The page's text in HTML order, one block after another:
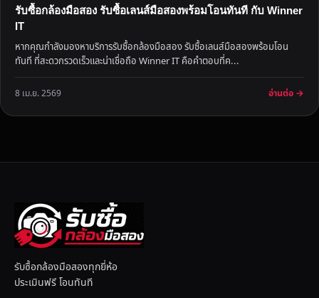
รับซื้อกล้องมือสอง รับซื้อเลนส์มือสองพร้อมโอนทันที กับ Winner
IT
หากคุณกำลังมองหาบริการรับซื้อกล้องมือสอง รับซื้อเลนส์มือสองพร้อมโอน
ทันที ที่สะดวกรวดเร็วและน่าเชื่อถือ Winner IT คือคำตอบที่ค...
8 เม.ย. 2569 อ่านต่อ →
รับซื้อกล้องมือสองทุกยี่ห้อ
ประเมินฟรี โอนทันที